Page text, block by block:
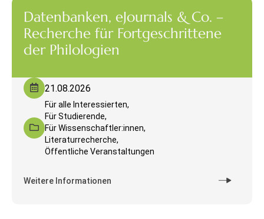
Datenbanken, eJournals & Co. –
Recherche für Fortgeschrittene
der Philologien
21.08.2026
Für alle Interessierten,
Für Studierende,
Für Wissenschaftler:innen,
Literaturrecherche,
Öffentliche Veranstaltungen
Weitere Informationen